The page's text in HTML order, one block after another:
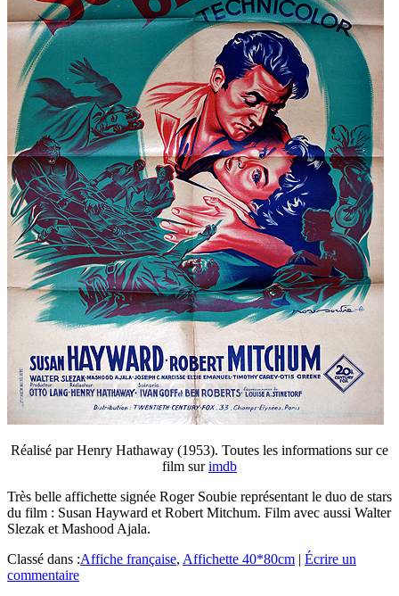
Réalisé par Henry Hathaway (1953). Toutes les informations sur ce
film surimdb
Très belle affichette signée Roger Soubie représentant le duo de stars
du film : Susan Hayward et Robert Mitchum. Film avec aussi Walter
Slezak et Mashood Ajala.
Classé dans :Affiche française, Affichette 40*80cm | Écrire un
commentaire